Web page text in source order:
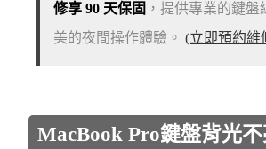
修享 90 天保固 ，提供專業的鍵
美的夜間操作體驗。 (立即預約維
MacBook Pro鍵盤背光